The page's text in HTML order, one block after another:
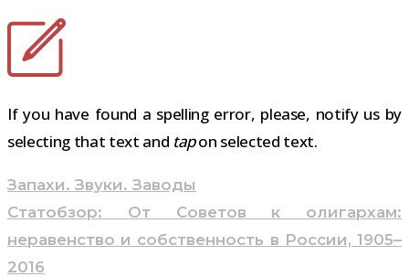
If you have found a spelling error, please, notify us by
selecting that text and tapon selected text.
Навигация
по
записям
Запахи. Звуки. Заводы
Статобзор: От Советов к олигархам:
неравенство и собственность в России, 1905–
2016